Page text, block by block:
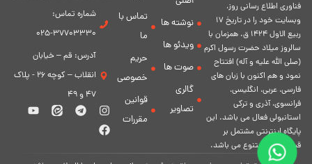
فناورى اطلاع رسانى روز،
وبسایت خود را در تاريخ 17
ربيع الاول 1424 ق. همزمان با
سالروز ميلاد حضرت رسول اكرم
(صلی الله علیه و آله) افتتاح
نمود و هم اكنون با زبان های
فارسی، عربى، انگلیسی،
فرانسوی، آذری و ترکی
استانبولی فعال مى باشد. اين
پايگاه اينترنتى مشتمل بر
قسمت هاى متنوع مى باشد.
نوشته ها
ویدئو ها
صوت ها
گالری
تصاویر
تماس با
ما
حریم
خصوصی
قوانین
مقررات
شماره تماس:
37703330-025
آدرس: قم – خیابان
انقلاب – کوچه 26 - پلاک
47 و 49